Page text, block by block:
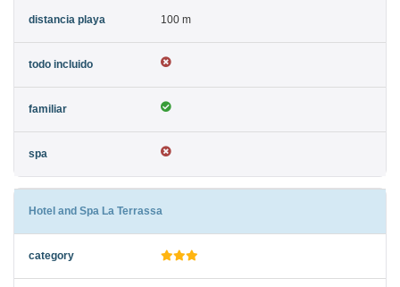
100 m
Hotel and Spa La Terrassa